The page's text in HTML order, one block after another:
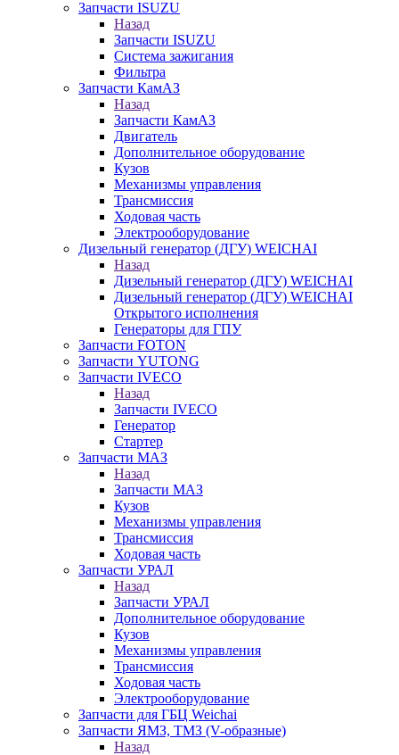
Запчасти ISUZU
Назад
Запчасти ISUZU
Система зажигания
Фильтра
Запчасти КамАЗ
Назад
Запчасти КамАЗ
Двигатель
Дополнительное оборудование
Кузов
Механизмы управления
Трансмиссия
Ходовая часть
Электрооборудование
Дизельный генератор (ДГУ) WEICHAI
Назад
Дизельный генератор (ДГУ) WEICHAI
Дизельный генератор (ДГУ) WEICHAI
Открытого исполнения
Генераторы для ГПУ
Запчасти FOTON
Запчасти YUTONG
Запчасти IVECO
Назад
Запчасти IVECO
Генератор
Стартер
Запчасти МАЗ
Назад
Запчасти МАЗ
Кузов
Механизмы управления
Трансмиссия
Ходовая часть
Запчасти УРАЛ
Назад
Запчасти УРАЛ
Дополнительное оборудование
Кузов
Механизмы управления
Трансмиссия
Ходовая часть
Электрооборудование
Запчасти для ГБЦ Weichai
Запчасти ЯМЗ, ТМЗ (V-образные)
Назад